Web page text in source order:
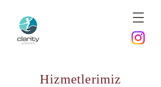
Hizmetlerimiz